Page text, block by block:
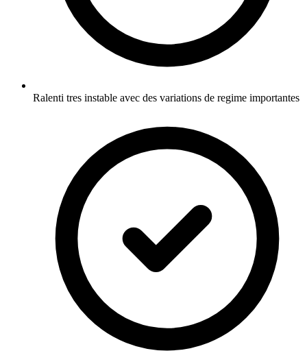
Ralenti tres instable avec des variations de regime importantes